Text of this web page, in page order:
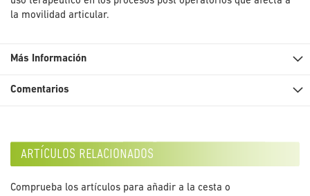
la movilidad articular.
Más Información
Comentarios
artículos relacionados
Comprueba los artículos para añadir a la cesta o